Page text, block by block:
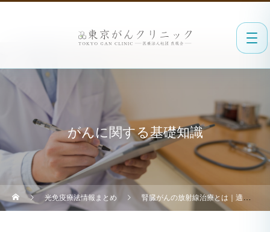
がんに関する基礎知識
光免疫療法情報まとめ 腎臓がんの放射線治療とは｜適応となるケースと役割